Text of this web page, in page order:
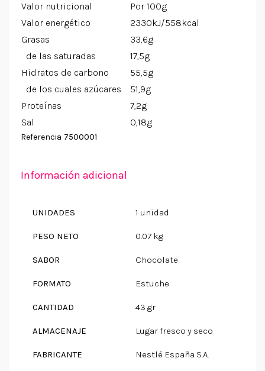
Valor nutricional
Por 100g
Valor energético
2330kJ/558kcal
Grasas
33,6g
de las saturadas
17,5g
Hidratos de carbono
55,5g
de los cuales azúcares
51,9g
Proteínas
7,2g
Sal
0,18g
Referencia 7500001
Información adicional
UNIDADES 1 unidad
PESO NETO 0.07 kg
SABOR Chocolate
FORMATO Estuche
CANTIDAD 43 gr
ALMACENAJE Lugar fresco y seco
FABRICANTE Nestlé España S.A.